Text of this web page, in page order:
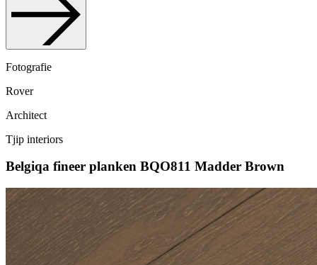
Fotografie
Rover
Architect
Tjip interiors
Belgiqa fineer planken BQO811 Madder Brown